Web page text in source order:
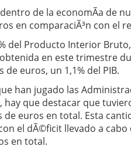
de la economÃ­a de
en comparaciÃ³n con el
del Producto Interior
en este trimestre
euros, un 1,1% del PIB.
han jugado las
que destacar que
de euros en total. Esta
el dÃ©ficit llevado a cabo
en total.